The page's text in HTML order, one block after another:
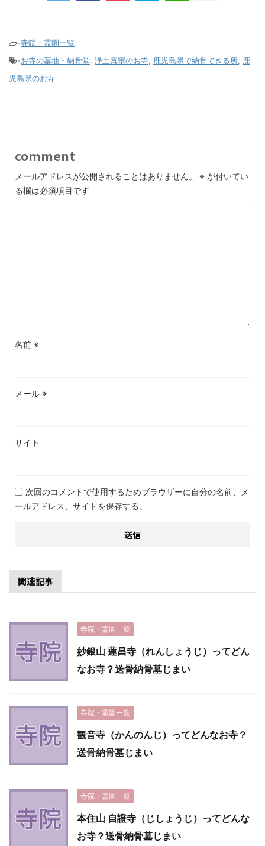
-寺院・霊園一覧
-お寺の墓地・納骨堂, 浄土真宗のお寺, 鹿児島県で納骨できる所, 鹿
児島県のお寺
comment
メールアドレスが公開されることはありません。 ※ が付いてい
る欄は必須項目です
名前 ※
メール ※
サイト
次回のコメントで使用するためブラウザーに自分の名前、メ
ールアドレス、サイトを保存する。
関連記事
寺院・霊園一覧
妙銀山 蓮昌寺（れんしょうじ）ってどん
なお寺？送骨納骨墓じまい
寺院・霊園一覧
観音寺（かんのんじ）ってどんなお寺？
送骨納骨墓じまい
寺院・霊園一覧
本住山 自證寺（じしょうじ）ってどんな
お寺？送骨納骨墓じまい